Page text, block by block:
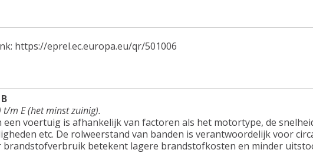
https://eprel.ec.europa.eu/qr/501006
t/m E (het minst zuinig).
voertuig is afhankelijk van factoren als het motortype, de
etc. De rolweerstand van banden is verantwoordelijk voor
betekent lagere brandstofkosten en minder